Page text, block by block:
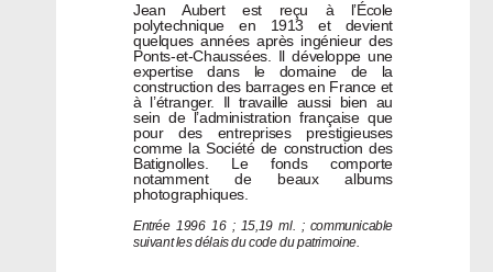
Jean Aubert est reçu à l’École
polytechnique en 1913 et devient
quelques années après ingénieur des
Ponts-et-Chaussées. Il développe une
expertise dans le domaine de la
construction des barrages en France et
à l’étranger. Il travaille aussi bien au
sein de l’administration française que
pour des entreprises prestigieuses
comme la Société de construction des
Batignolles. Le fonds comporte
notamment de beaux albums
photographiques.
Entrée 1996 16 ; 15,19 ml. ; communicable
suivant les délais du code du patrimoine.